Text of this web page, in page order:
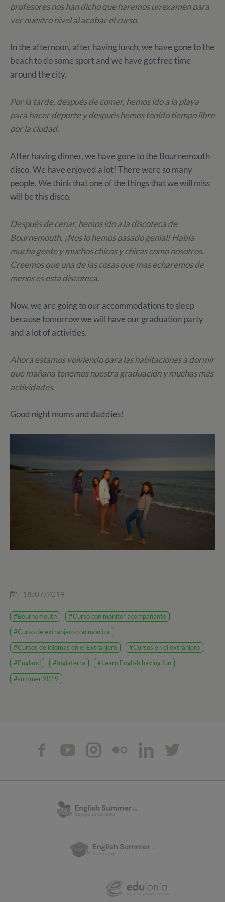
profesores nos han dicho que haremos un examen para
ver nuestro nivel al acabar el curso.
In the afternoon, after having lunch, we have gone to the
beach to do some sport and we have got free time
around the city.
Por la tarde, después de comer, hemos ido a la playa
para hacer deporte y después hemos tenido tiempo libre
por la ciudad.
After having dinner, we have gone to the Bournemouth
disco. We have enjoyed a lot! There were so many
people. We think that one of the things that we will miss
will be this disco.
Después de cenar, hemos ido a la discoteca de
Bournemouth. ¡Nos lo hemos pasado genial! Había
mucha gente y muchos chicos y chicas como nosotros.
Creemos que una de las cosas que mas echaremos de
menos es esta discoteca.
Now, we are going to our accommodations to sleep
because tomorrow we will have our graduation party
and a lot of activities.
Ahora estamos volviendo para las habitaciones a dormir
que mañana tenemos nuestra graduación y muchas más
actividades.
Good night mums and daddies!
18/07/2019
#Bournemouth
#Curso con monitor acompañante
#Curso de extranjero con monitor
#Cursos de idiomas en el Extranjero
#Cursos en el extranjero
#England
#Inglaterra
#Learn English having fun
#summer 2019